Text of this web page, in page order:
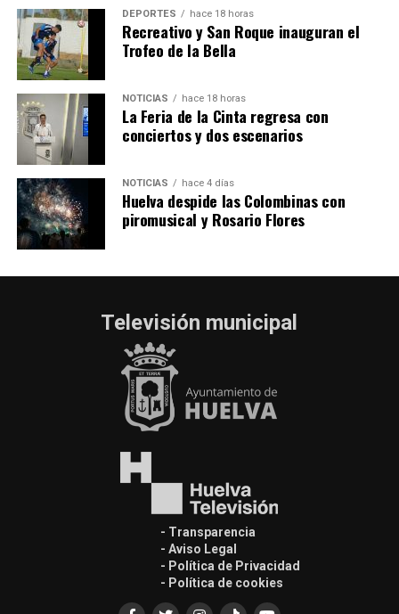
hace 4 días· Huelvatv
DEPORTES hace 18 horas
Recreativo y San Roque inauguran el
Trofeo de la Bella
NOTICIAS hace 18 horas
La Feria de la Cinta regresa con
conciertos y dos escenarios
NOTICIAS hace 4 días
Huelva despide las Colombinas con
piromusical y Rosario Flores
Televisión municipal
- Transparencia
- Aviso Legal
- Política de Privacidad
- Política de cookies